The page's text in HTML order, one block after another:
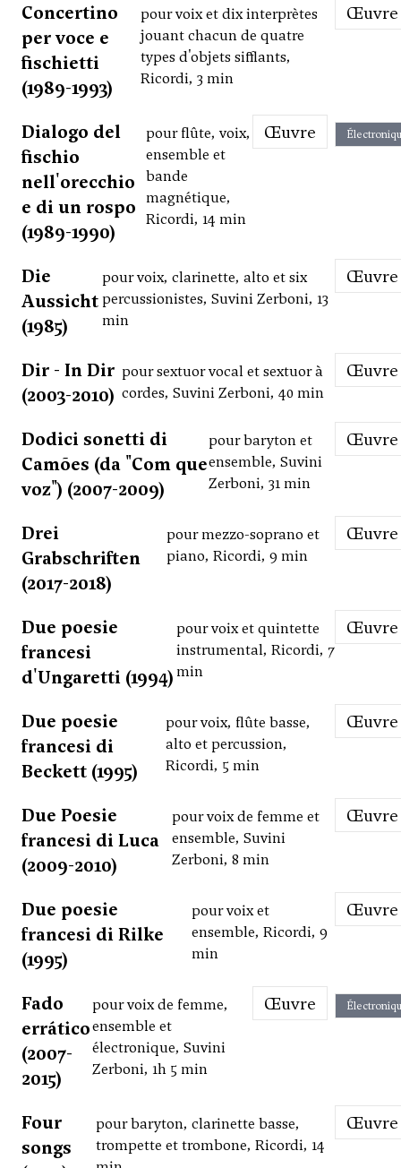
Concertino
per voce e
fischietti
(1989-1993)
pour voix et dix interprètes
jouant chacun de quatre
types d'objets sifflants,
Ricordi, 3 min
Œuvre
Dialogo del
fischio
nell'orecchio
e di un rospo
(1989-1990)
pour flûte, voix,
ensemble et
bande
magnétique,
Ricordi, 14 min
Œuvre
Die
Aussicht
(1985)
pour voix, clarinette, alto et six
percussionistes, Suvini Zerboni, 13
min
Œuvre
Dir - In Dir
(2003-2010)
pour sextuor vocal et sextuor à
cordes, Suvini Zerboni, 40 min
Œuvre
Dodici sonetti di
Camões (da "Com que
voz") (2007-2009)
pour baryton et
ensemble, Suvini
Zerboni, 31 min
Œuvre
Drei
Grabschriften
(2017-2018)
pour mezzo-soprano et
piano, Ricordi, 9 min
Œuvre
Due poesie
francesi
d'Ungaretti (1994)
pour voix et quintette
instrumental, Ricordi, 7
min
Œuvre
Due poesie
francesi di
Beckett (1995)
pour voix, flûte basse,
alto et percussion,
Ricordi, 5 min
Œuvre
Due Poesie
francesi di Luca
(2009-2010)
pour voix de femme et
ensemble, Suvini
Zerboni, 8 min
Œuvre
Due poesie
francesi di Rilke
(1995)
pour voix et
ensemble, Ricordi, 9
min
Œuvre
Fado
errático
(2007-
2015)
pour voix de femme,
ensemble et
électronique, Suvini
Zerboni, 1h 5 min
Œuvre
Four
songs
pour baryton, clarinette basse,
trompette et trombone, Ricordi, 14
Œuvre